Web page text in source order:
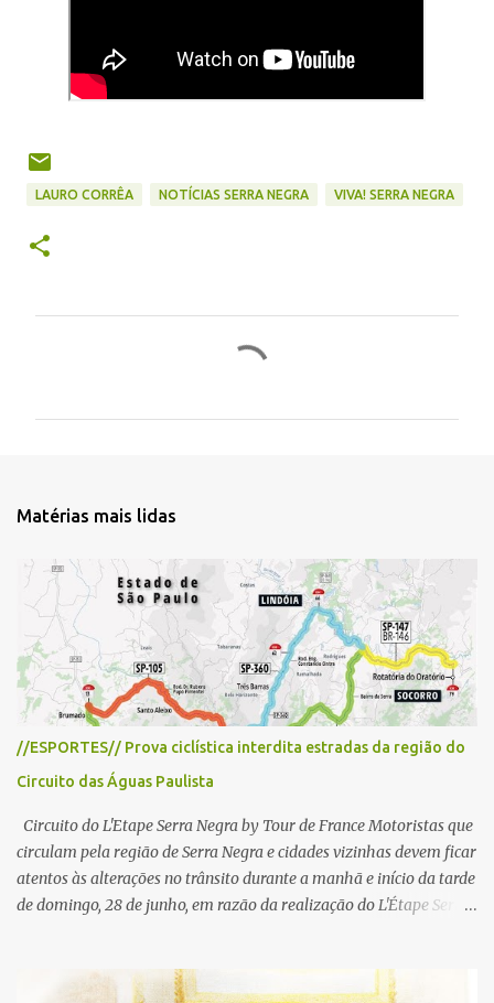
LAURO CORRÊA NOTÍCIAS SERRA NEGRA VIVA! SERRA NEGRA
t
i
s
Matérias mais lidas
//ESPORTES// Prova ciclística interdita estradas da região do
Circuito das Águas Paulista
Circuito do L'Etape Serra Negra by Tour de France Motoristas que
circulam pela região de Serra Negra e cidades vizinhas devem ficar
atentos às alterações no trânsito durante a manhã e início da tarde
de domingo, 28 de junho, em razão da realização do L'Étape Serra
reunirá atletas de diferentes regiões do país e terá percursos